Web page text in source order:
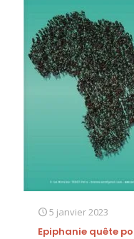
5 janvier 2023
Epiphanie quête